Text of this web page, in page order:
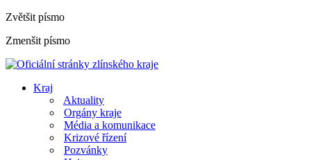
Zvětšit písmo
Zmenšit písmo
Kraj
Aktuality
Orgány kraje
Média a komunikace
Krizové řízení
Pozvánky